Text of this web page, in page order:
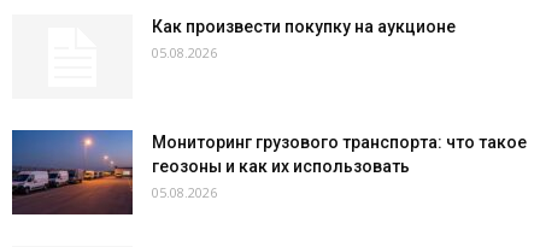
Как произвести покупку на аукционе
05.08.2026
Мониторинг грузового транспорта: что такое
геозоны и как их использовать
05.08.2026